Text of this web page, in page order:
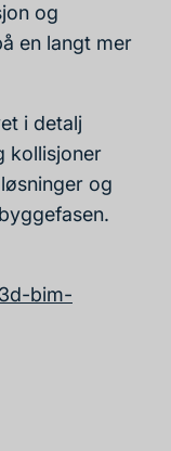
og
en langt mer
i detalj
kollisjoner
og
bim-